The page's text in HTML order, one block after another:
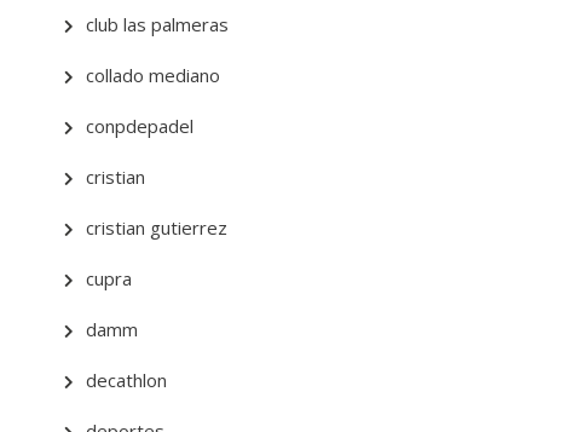
club las palmeras
collado mediano
conpdepadel
cristian
cristian gutierrez
cupra
damm
decathlon